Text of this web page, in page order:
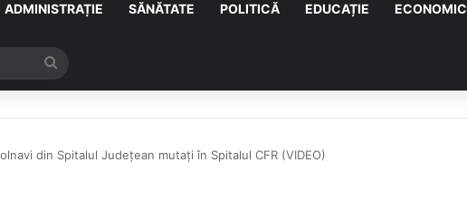
ADMINISTRAȚIE SĂNĂTATE POLITICĂ EDUCAȚIE ECONOMIC
din Spitalul Județean mutați în Spitalul CFR (VIDEO)